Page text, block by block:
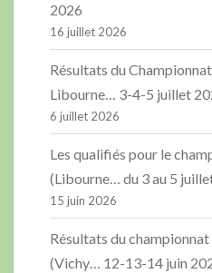
2026
16 juillet 2026
Résultats du
Libourne… 3-4-5 juillet
6 juillet 2026
Les qualifiés pour le
(Libourne… du 3 au 5
15 juin 2026
Résultats du
(Vichy… 12-13-14 juin